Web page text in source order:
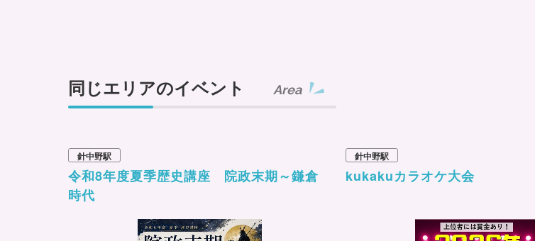
同じエリアのイベント Area
針中野駅
令和8年度夏季歴史講座 院政末期～鎌倉
時代
針中野駅
kukakuカラオケ大会